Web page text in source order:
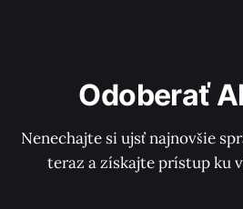
Odoberať
Nenechajte si ujsť najnovšie
teraz a získajte prístup ku